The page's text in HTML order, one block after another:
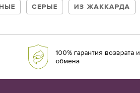
СЕРЫЕ ИЗ ЖАККАРДА
100% гарантия возврата и
обмена